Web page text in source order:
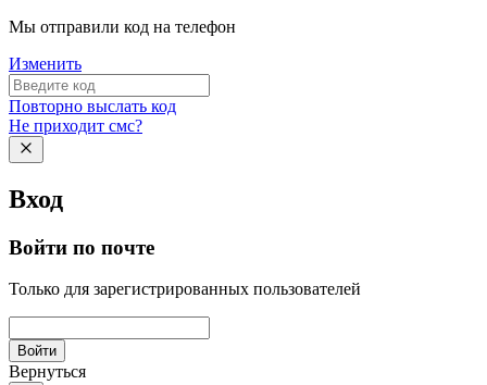
Мы отправили код на телефон
Изменить
Повторно выслать код
Не приходит смс?
Вход
Войти по почте
Только для зарегистрированных пользователей
Войти
Вернуться